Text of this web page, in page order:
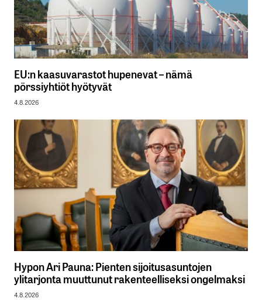
EU:n kaasuvarastot hupenevat – nämä
pörssiyhtiöt hyötyvät
4.8.2026
Hypon Ari Pauna: Pienten sijoitusasuntojen
ylitarjonta muuttunut rakenteelliseksi ongelmaksi
4.8.2026